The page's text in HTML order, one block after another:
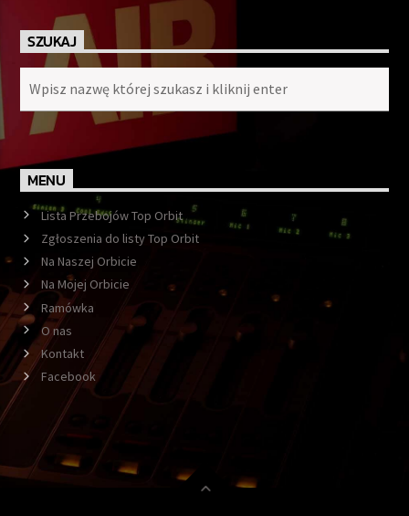
SZUKAJ
MENU
Lista Przebojów Top Orbit
Zgłoszenia do listy Top Orbit
Na Naszej Orbicie
Na Mojej Orbicie
Ramówka
O nas
Kontakt
Facebook